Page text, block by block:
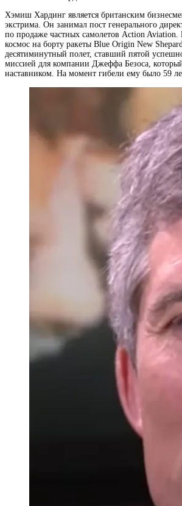
Хэмиш Хардинг является британским
экстрима. Он занимал пост генерального
по продаже частных самолетов Action Aviation.
космос на борту ракеты Blue Origin New
десятиминутный полет, ставший пятой
миссией для компании Джеффа Безоса, который
наставником. На момент гибели ему было 59